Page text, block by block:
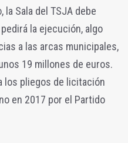
la Sala del TSJA debe
la ejecución, algo
a las arcas municipales,
19 millones de euros.
los pliegos de licitación
en 2017 por el Partido